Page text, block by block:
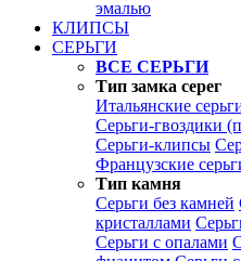
эмалью
КЛИПСЫ
СЕРЬГИ
ВСЕ СЕРЬГИ
Тип замка серег
Итальянские
Серьги-гвоздики
Серьги-клипсы
Французские
Тип камня
Серьги без камней
кристаллами
Серьги с опалами